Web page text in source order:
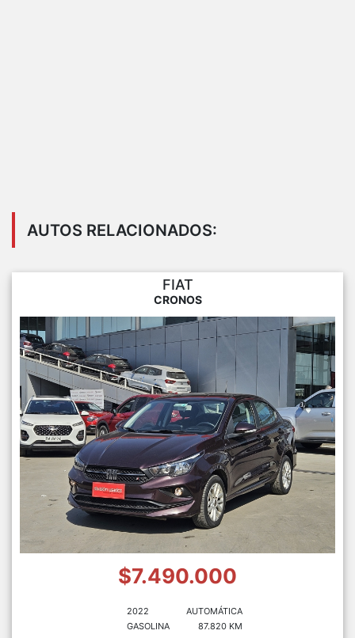
AUTOS RELACIONADOS:
FIAT
CRONOS
$7.490.000
2022
GASOLINA
AUTOMÁTICA
87.820 KM